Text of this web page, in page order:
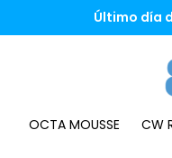
Último día
OCTA MOUSSE CW